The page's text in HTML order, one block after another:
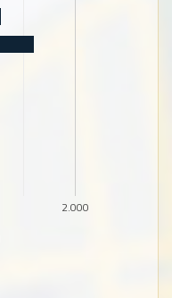
2.000